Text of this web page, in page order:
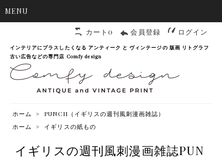
MENU
カート0 会員登録 ログイン
インテリアにプラスしたくなる アンティーク と ヴィンテージの 版画 リトグラフ
古い広告などの専門店 Comfy design
ホーム >
PUNCH（イギリスの週刊風刺漫画雑誌）
ホーム
> イギリスの紙もの
イギリスの週刊風刺漫画雑誌PUN